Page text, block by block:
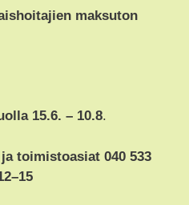
maksuton
15.6. – 10.8.
toimistoasiat 040 533